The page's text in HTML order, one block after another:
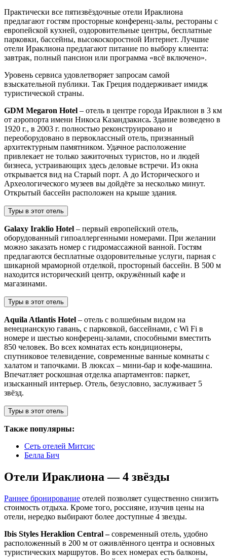
Практически все пятизвёздочные отели Ираклиона
предлагают гостям просторные конференц-залы, рестораны с
европейской кухней, оздоровительные центры, бесплатные
парковки, бассейны, высокоскоростной Интернет. Лучшие
отели Ираклиона предлагают питание по выбору клиента:
завтрак, полный пансион или программа «всё включено».
Уровень сервиса удовлетворяет запросам самой
взыскательной публики. Так Греция поддерживает имидж
туристической страны.
GDM Megaron Hotel – отель в центре города Ираклион в 3 км
от аэропорта имени Никоса Казандзакиса. Здание возведено в
1920 г., в 2003 г. полностью реконструировано и
переоборудовано в первоклассный отель, признанный
архитектурным памятником. Удачное расположение
привлекает не только зажиточных туристов, но и людей
бизнеса, устраивающих здесь деловые встречи. Из окна
открывается вид на Старый порт. А до Исторического и
Археологического музеев вы дойдёте за несколько минут.
Открытый бассейн расположен на крыше здания.
Туры в этот отель
Galaxy Iraklio Hotel – первый европейский отель,
оборудованный гипоаллергенными номерами. При желании
можно заказать номер с гидромассажной ванной. Гостям
предлагаются бесплатные оздоровительные услуги, парная с
шикарной мраморной отделкой, просторный бассейн. В 500 м
находится исторический центр, окружённый кафе и
магазинами.
Туры в этот отель
Aquila Atlantis Hotel – отель с волшебным видом на
венецианскую гавань, с парковкой, бассейнами, с Wi Fi в
номере и шестью конференц-залами, способными вместить
850 человек. Во всех комнатах есть кондиционеры,
спутниковое телевидение, современные ванные комнаты с
халатом и тапочками. В люксах – мини-бар и кофе-машина.
Впечатляет роскошная отделка апартаментов: паркет,
изысканный интерьер. Отель, безусловно, заслуживает 5
звёзд.
Туры в этот отель
Также популярны:
Сеть отелей Митсис
Белла Бич
Отели Ираклиона — 4 звёзды
Раннее бронирование отелей позволяет существенно снизить
стоимость отдыха. Кроме того, россияне, изучив цены на
отели, нередко выбирают более доступные 4 звезды.
Ibis Styles Heraklion Central –современный отель, удобно
расположенный в 200 м от оживлённого центра и основных
туристических маршрутов. Во всех номерах есть балконы,